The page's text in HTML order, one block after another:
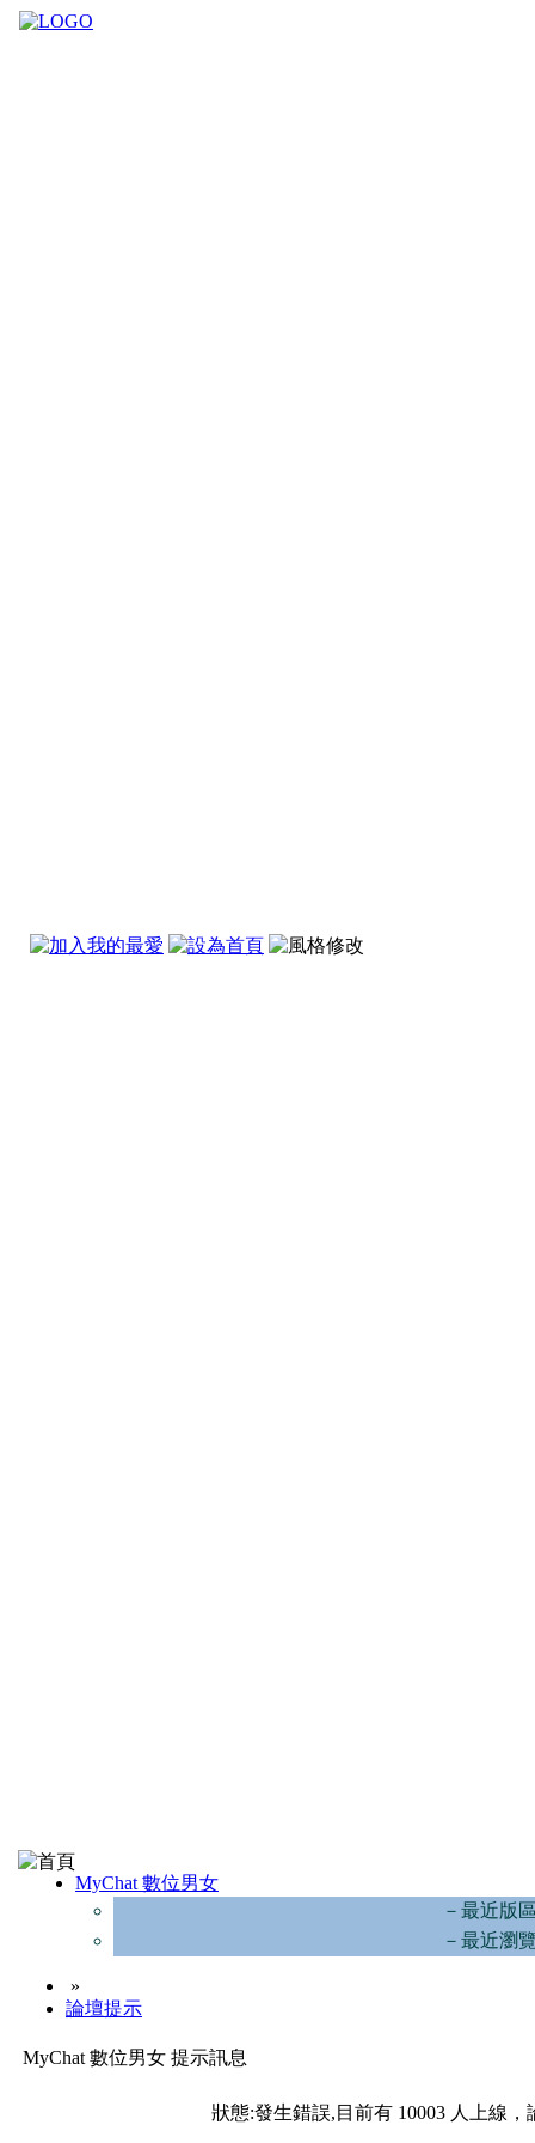
MyChat 數位男女
－最近版
－最近瀏
»
論壇提示
MyChat 數位男女 提示訊息
狀態:發生錯誤,目前有 10003 人上線